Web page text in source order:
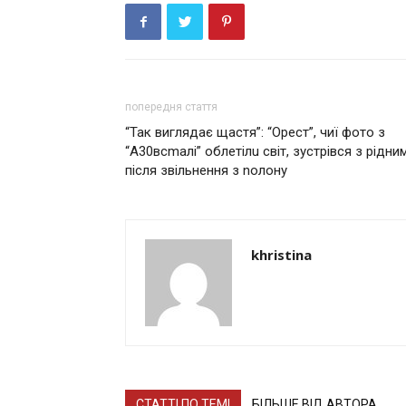
попередня стаття
“Так виглядає щастя”: “Орест”, чиї фото з
“А30всmалі” облетілu світ, зустрівся з
після звільнення з nолону
khristina